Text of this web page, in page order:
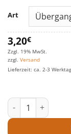
Art
3,20€
Zzgl. 19% MwSt.
zzgl. Versand
Lieferzeit: ca. 2-3
Übergang mit